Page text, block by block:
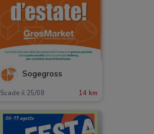
Sogegross
Scade il 25/08 14 km